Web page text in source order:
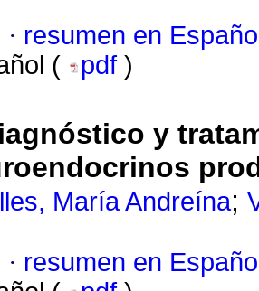
· resumen en
(
pdf )
y
María Andreína;
· resumen en